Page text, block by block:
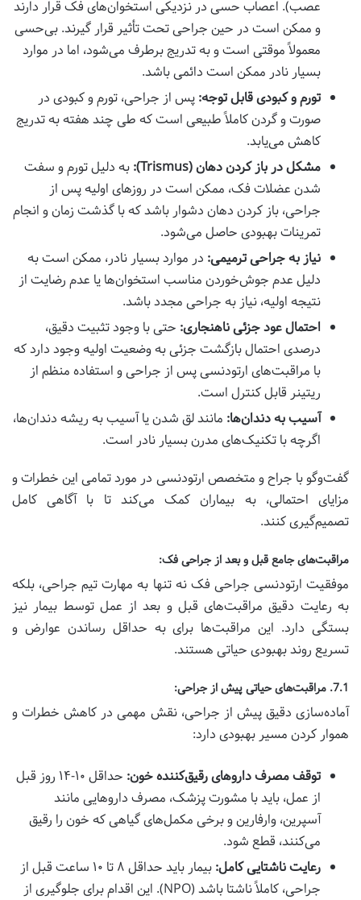
عصب). اعصاب حسی در نزدیکی استخوان‌های فک قرار دارند
و ممکن است در حین جراحی تحت تأثیر قرار گیرند. بی‌حسی
معمولاً موقتی است و به تدریج برطرف می‌شود، اما در موارد
بسیار نادر ممکن است دائمی باشد.
تورم و کبودی قابل توجه: پس از جراحی، تورم و کبودی در
صورت و گردن کاملاً طبیعی است که طی چند هفته به تدریج
کاهش می‌یابد.
مشکل در باز کردن دهان (Trismus):
به دلیل تورم و سفت
شدن عضلات فک، ممکن است در روزهای اولیه پس از
جراحی، باز کردن دهان دشوار باشد که با گذشت زمان و انجام
تمرینات بهبودی حاصل می‌شود.
نیاز به جراحی ترمیمی: در موارد بسیار نادر، ممکن است به
دلیل عدم جوش‌خوردن مناسب استخوان‌ها یا عدم رضایت از
نتیجه اولیه، نیاز به جراحی مجدد باشد.
احتمال عود جزئی ناهنجاری: حتی با وجود تثبیت دقیق،
درصدی احتمال بازگشت جزئی به وضعیت اولیه وجود دارد که
با مراقبت‌های ارتودنسی پس از جراحی و استفاده منظم از
ریتینر قابل کنترل است.
آسیب به دندان‌ها: مانند لق شدن یا آسیب به ریشه دندان‌ها،
اگرچه با تکنیک‌های مدرن بسیار نادر است.
گفت‌وگو با جراح و متخصص ارتودنسی در مورد تمامی این خطرات و
مزایای احتمالی، به بیماران کمک می‌کند تا با آگاهی کامل
تصمیم‌گیری کنند.
مراقبت‌های جامع قبل و بعد از جراحی فک:
موفقیت ارتودنسی جراحی فک نه تنها به مهارت تیم جراحی، بلکه
به رعایت دقیق مراقبت‌های قبل و بعد از عمل توسط بیمار نیز
بستگی دارد. این مراقبت‌ها برای به حداقل رساندن عوارض و
تسریع روند بهبودی حیاتی هستند.
7.1. مراقبت‌های حیاتی پیش از جراحی:
آماده‌سازی دقیق پیش از جراحی، نقش مهمی در کاهش خطرات و
هموار کردن مسیر بهبودی دارد:
توقف مصرف داروهای رقیق‌کننده خون:
حداقل ۱۰-۱۴ روز قبل
از عمل، باید با مشورت پزشک، مصرف داروهایی مانند
آسپرین، وارفارین و برخی مکمل‌های گیاهی که خون را رقیق
می‌کنند، قطع شود.
رعایت ناشتایی کامل:
بیمار باید حداقل ۸ تا ۱۰ ساعت قبل از
جراحی، کاملاً ناشتا باشد (NPO). این اقدام برای جلوگیری از